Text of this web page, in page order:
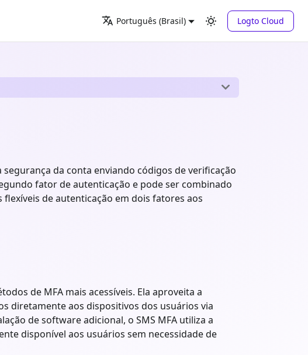
Português (Brasil) Logto Cloud
da conta enviando códigos de verificação
fator de autenticação e pode ser combinado
de autenticação em dois fatores aos
de MFA mais acessíveis. Ela aproveita a
diretamente aos dispositivos dos usuários via
de software adicional, o SMS MFA utiliza a
disponível aos usuários sem necessidade de